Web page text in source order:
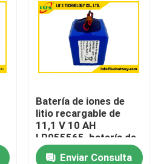
Batería de iones de
litio recargable de
11,1 V 10 AH
LP955565, batería de
polímero de litio
Enviar Consulta